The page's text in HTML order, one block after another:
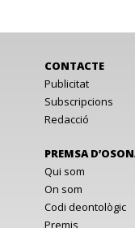
CONTACTE
Publicitat
Subscripcions
Redacció
PREMSA
Qui som
On som
Codi deontològic
Premis